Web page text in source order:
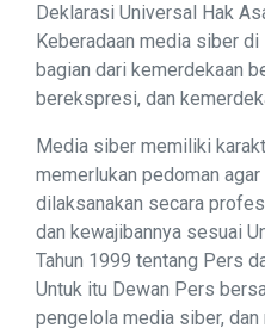
Deklarasi Universal Hak
Keberadaan media siber
bagian dari kemerdekaan
berekspresi, dan
Media siber memiliki
memerlukan pedoman
dilaksanakan secara
dan kewajibannya sesuai
Tahun 1999 tentang Pers
Untuk itu Dewan Pers
pengelola media siber,